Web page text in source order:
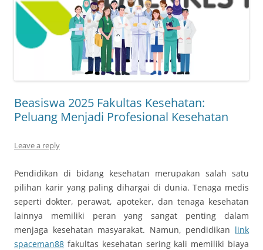
Beasiswa 2025 Fakultas Kesehatan:
Peluang Menjadi Profesional Kesehatan
Leave a reply
Pendidikan di bidang kesehatan merupakan salah satu
pilihan karir yang paling dihargai di dunia. Tenaga medis
seperti dokter, perawat, apoteker, dan tenaga kesehatan
lainnya memiliki peran yang sangat penting dalam
menjaga kesehatan masyarakat. Namun, pendidikan link
spaceman88 fakultas kesehatan sering kali memiliki biaya